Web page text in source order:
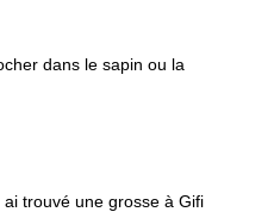
dans le sapin ou la
ai trouvé une grosse à Gifi